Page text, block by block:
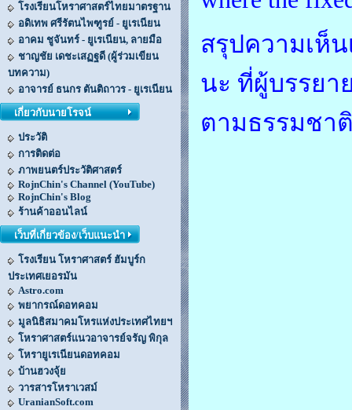
โรงเรียนโหราศาสตร์ไทยมาตรฐาน
อดิเทพ ศรีรัตนไพฑูรย์ - ยูเรเนียน
อาคม ชูจันทร์ - ยูเรเนียน, ลายมือ
ชาญชัย เดชะเสฏฐดี (ผู้ร่วมเขียน
บทความ)
อาจารย์ ธนกร ตันติถาวร - ยูเรเนียน
เกี่ยวกับนายโรจน์
ประวัติ
การติดต่อ
ภาพยนตร์ประวัติศาสตร์
RojnChin's Channel (YouTube)
RojnChin's Blog
ร้านค้าออนไลน์
เว็บที่เกี่ยวข้อง/เว็บแนะนำ
โรงเรียน โหราศาสตร์ ฮัมบูร์ก
ประเทศเยอรมัน
Astro.com
พยากรณ์ดอทคอม
มูลนิธิสมาคมโหรแห่งประเทศไทยฯ
โหราศาสตร์แนวอาจารย์จรัญ พิกุล
โหรายูเรเนียนดอทคอม
บ้านฮวงจุ้ย
วารสารโหราเวสม์
UranianSoft.com
สรุปความเห็
นะ ที่ผู้บรรยา
ตามธรรมชา